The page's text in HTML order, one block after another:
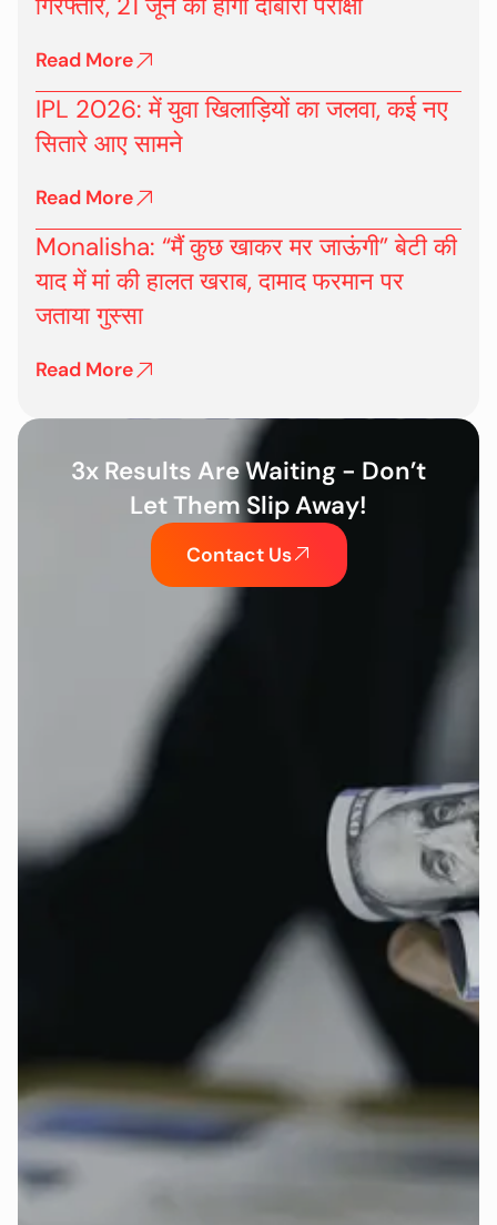
Read More
IPL 2026: में युवा खिलाड़ियों का जलवा, कई नए
सितारे आए सामने
Read More
Monalisha: “मैं कुछ खाकर मर जाऊंगी” बेटी की
याद में मां की हालत खराब, दामाद फरमान पर
जताया गुस्सा
Read More
3x Results Are Waiting - Don’t
Let Them Slip Away!
Contact Us